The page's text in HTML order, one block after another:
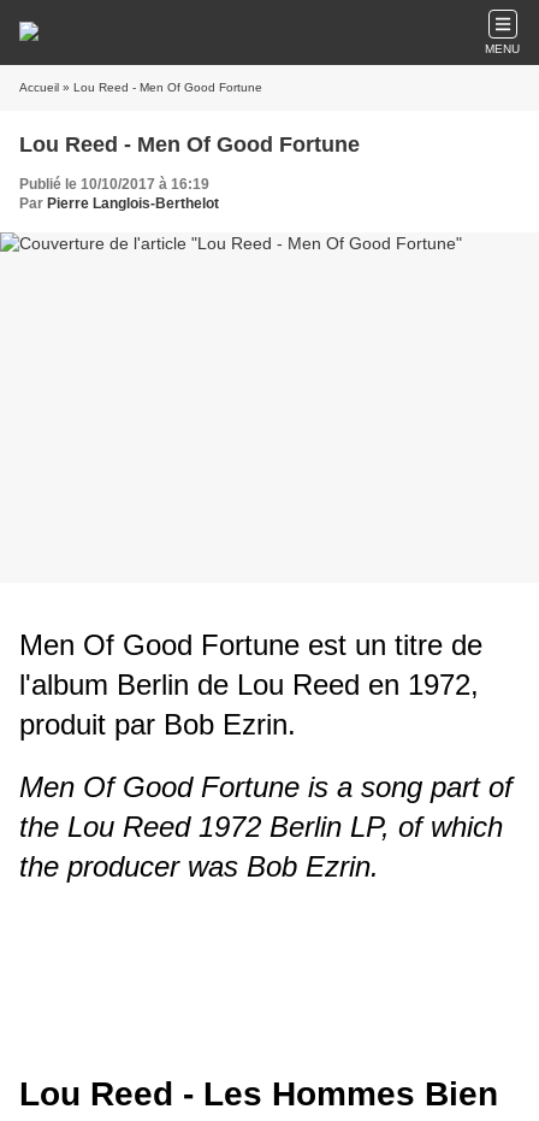
MENU
Accueil » Lou Reed - Men Of Good Fortune
Lou Reed - Men Of Good Fortune
Publié le 10/10/2017 à 16:19
Par Pierre Langlois-Berthelot
Men Of Good Fortune est un titre de
l'album Berlin de Lou Reed en 1972,
produit par Bob Ezrin.
Men Of Good Fortune is a song part of
the Lou Reed 1972 Berlin LP, of which
the producer was Bob Ezrin.
Lou Reed - Les Hommes Bien